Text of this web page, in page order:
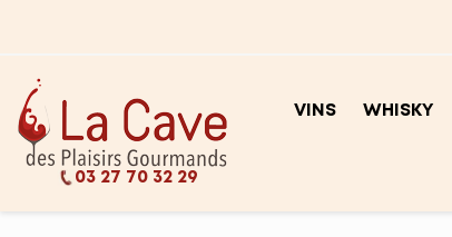
03 27 70 32 29
VINS WHISKY